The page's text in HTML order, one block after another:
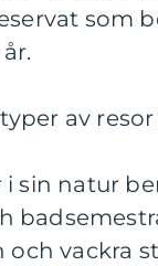
som
av
sin natur
vackra